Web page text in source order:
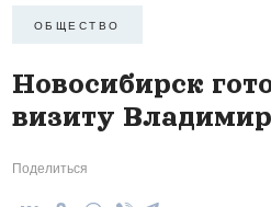
ОБЩЕСТВО
Новосибирск
визиту
Поделиться